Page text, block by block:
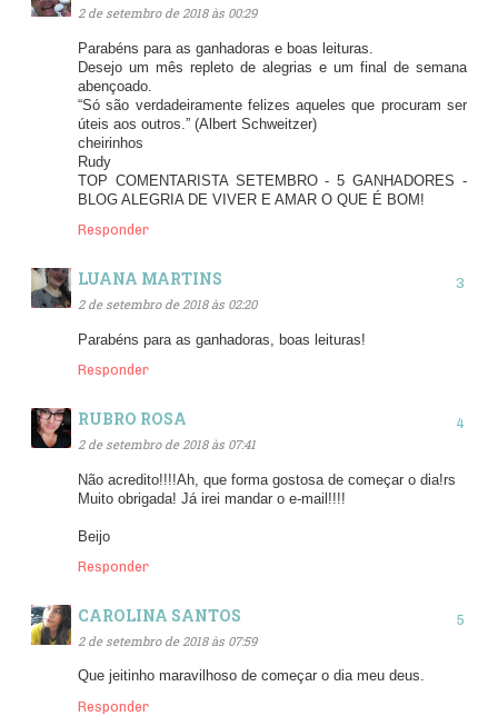
2 de setembro de 2018 às 00:29
Parabéns para as ganhadoras e boas leituras.
Desejo um mês repleto de alegrias e um final de semana
abençoado.
“Só são verdadeiramente felizes aqueles que procuram ser
úteis aos outros.” (Albert Schweitzer)
cheirinhos
Rudy
TOP COMENTARISTA SETEMBRO - 5 GANHADORES -
BLOG ALEGRIA DE VIVER E AMAR O QUE É BOM!
Responder
LUANA MARTINS
2 de setembro de 2018 às 02:20
Parabéns para as ganhadoras, boas leituras!
Responder
RUBRO ROSA
2 de setembro de 2018 às 07:41
Não acredito!!!!Ah, que forma gostosa de começar o dia!rs
Muito obrigada! Já irei mandar o e-mail!!!!
Beijo
Responder
CAROLINA SANTOS
2 de setembro de 2018 às 07:59
Que jeitinho maravilhoso de começar o dia meu deus.
Responder